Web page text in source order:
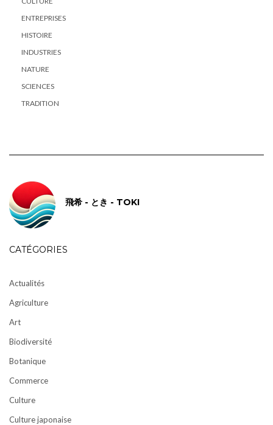
ENTREPRISES
HISTOIRE
INDUSTRIES
NATURE
SCIENCES
TRADITION
飛希 - とき - TOKI
CATÉGORIES
Actualités
Agriculture
Art
Biodiversité
Botanique
Commerce
Culture
Culture japonaise